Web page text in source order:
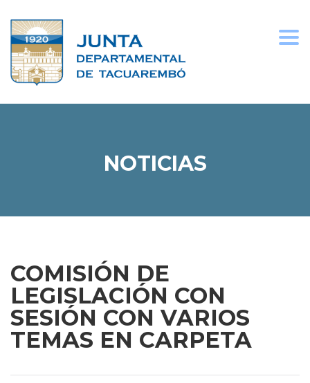
NOTICIAS
COMISIÓN DE
LEGISLACIÓN CON
SESIÓN CON VARIOS
TEMAS EN CARPETA